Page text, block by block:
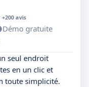
+200 avis
Démo gratuite
seul endroit
en un clic et
toute simplicité.